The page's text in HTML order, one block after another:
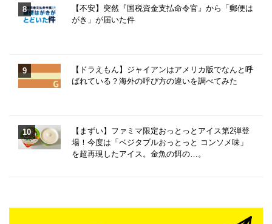
【不安】突然『国税資金支払命令官』から「郵便は
がき」が届いた件
【ドラえもん】ジャイアンはアメリカ版でなんと呼
ばれている？海外の呼び方の違いを調べてみた
【まずい】ファミマ限定おっとっとアイス第2弾登
場！今度は「ベジタブルおっとっと コンソメ味」
を超再現したアイス。金魚の餌の…。